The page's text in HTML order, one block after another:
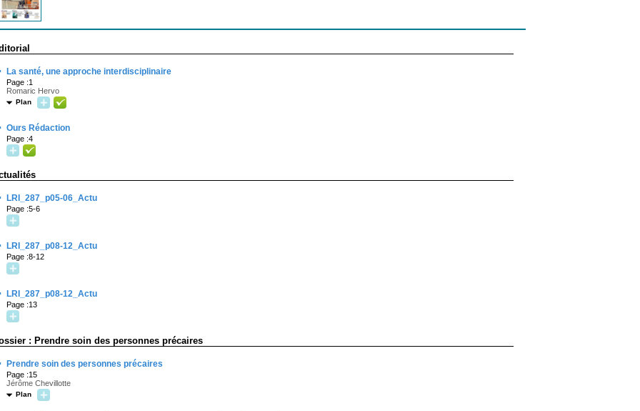
La santé, une approche interdisciplinaire
Page :1
Romaric Hervo
Plan
Ours Rédaction
Page :4
LRI_287_p05-06_Actu
Page :5-6
LRI_287_p08-12_Actu
Page :8-12
LRI_287_p08-12_Actu
Page :13
: Prendre soin des personnes précaires
Prendre soin des personnes précaires
Page :15
Jérôme Chevillotte
Plan